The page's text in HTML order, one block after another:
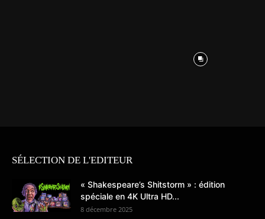
SÉLECTION DE L'EDITEUR
« Shakespeare’s Shitstorm » : édition
spéciale en 4K Ultra HD...
8 décembre 2025